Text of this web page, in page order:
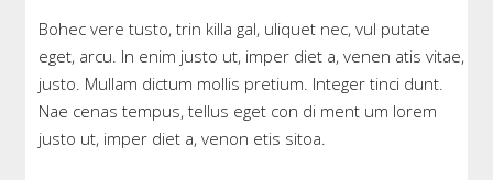
Bohec vere tusto, trin killa gal, uliquet nec, vul putate
eget, arcu. In enim justo ut, imper diet a, venen atis vitae,
justo. Mullam dictum mollis pretium. Integer tinci dunt.
Nae cenas tempus, tellus eget con di ment um lorem
justo ut, imper diet a, venon etis sitoa.